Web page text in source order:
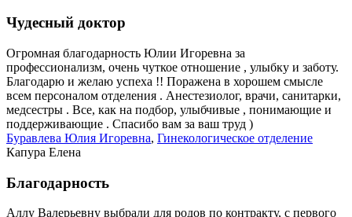
Чудесный доктор
Огромная благодарность Юлии Игоревна за
профессионализм, очень чуткое отношение , улыбку и заботу.
Благодарю и желаю успеха !! Поражена в хорошем смысле
всем персоналом отделения . Анестезиолог, врачи, санитарки,
медсестры . Все, как на подбор, улыбчивые , понимающие и
поддерживающие . Спасибо вам за ваш труд )
Буравлева Юлия Игоревна, Гинекологическое отделение
Капура Елена
Благодарность
Аллу Валерьевну выбрали для родов по контракту, с первого